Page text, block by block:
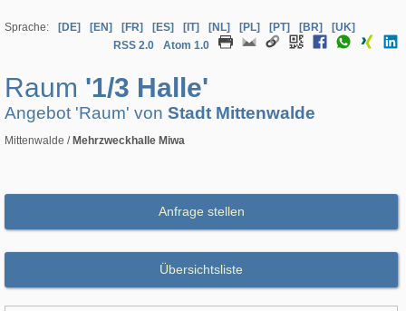
Sprache: [DE] [EN] [FR] [ES] [IT] [NL] [PL] [PT] [BR]
[UK]
RSS 2.0
Atom 1.0
Raum '1/3 Halle'
Angebot 'Raum' von Stadt Mittenwalde
Mittenwalde / Mehrzweckhalle Miwa
Anfrage stellen
Übersichtsliste